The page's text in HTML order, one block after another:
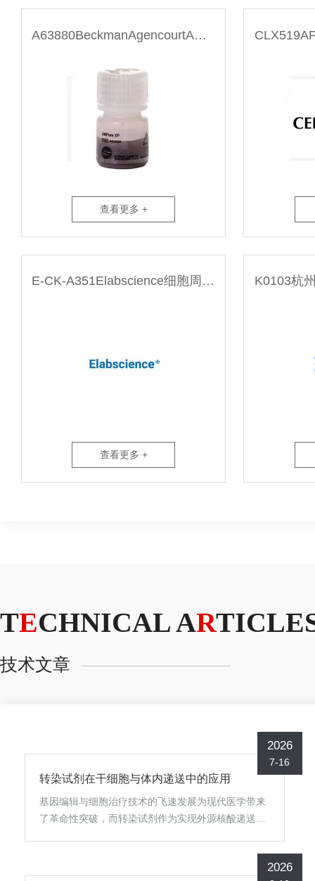
A63880BeckmanAgencourtAMPureXP5mL产物纯化磁珠
查看更多 +
E-CK-A351Elabscience细胞周期检测试剂盒 红色荧光
查看更多 +
TECHNICAL AR
技术文章
2026
7-16
转染试剂在干细胞与体内递送中的应用
基因编辑与细胞治疗技术的飞速发展为现代医学带来
了革命性突破，而转染试剂作为实现外源核酸递送的
关重要的角色。通过精准调控基因表达，它能够赋予
2026